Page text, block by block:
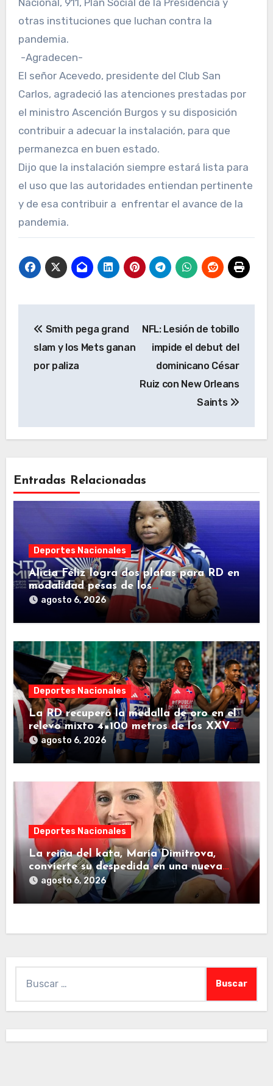
otras instituciones que luchan contra la
pandemia.
-Agradecen-
El señor Acevedo, presidente del Club San
Carlos, agradeció las atenciones prestadas por
el ministro Ascención Burgos y su disposición
contribuir a adecuar la instalación, para que
permanezca en buen estado.
Dijo que la instalación siempre estará lista para
el uso que las autoridades entiendan pertinente
y de esa contribuir a enfrentar el avance de la
pandemia.
de
entradas
Smith pega grand
slam y los Mets ganan
por paliza
NFL: Lesión de tobillo
impide el debut del
dominicano César
Ruiz con New Orleans
Saints
Entradas Relacionadas
Deportes Nacionales
Alicia Féliz logra dos platas para RD en
modalidad pesas de los
Centroamericanos
agosto 6, 2026
Deportes Nacionales
La RD recuperó la medalla de oro en el
relevo mixto 4×100 metros de los XXV
Juegos Centroamericanos 2026
agosto 6, 2026
Deportes Nacionales
La reina del kata, María Dimitrova,
convierte su despedida en una nueva
página dorada para República
Dominicana
agosto 6, 2026